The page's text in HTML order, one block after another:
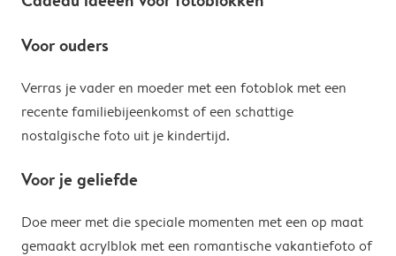
Voor ouders
Verras je vader en moeder met een fotoblok met een
recente familiebijeenkomst of een schattige
nostalgische foto uit je kindertijd.
Voor je geliefde
Doe meer met die speciale momenten met een op maat
gemaakt acrylblok met een romantische vakantiefoto of